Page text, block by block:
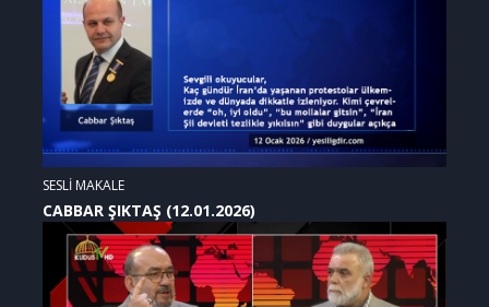
SESLİ MAKALE
CABBAR ŞIKTAŞ (12.01.2026)